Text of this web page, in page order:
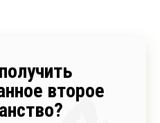
второе